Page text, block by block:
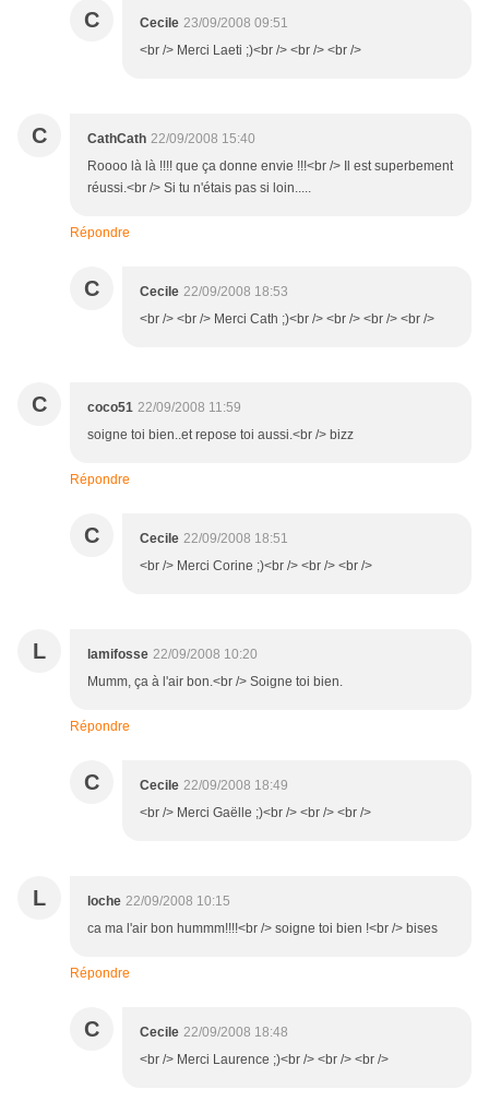
C Cecile 23/09/2008 09:51
<br /> Merci Laeti ;)<br /> <br /> <br />
C CathCath 22/09/2008 15:40
Roooo là là !!!! que ça donne envie !!!<br /> Il est superbement
réussi.<br /> Si tu n'étais pas si loin.....
Répondre
C Cecile 22/09/2008 18:53
<br /> <br /> Merci Cath ;)<br /> <br /> <br /> <br />
C coco51 22/09/2008 11:59
soigne toi bien..et repose toi aussi.<br /> bizz
Répondre
C Cecile 22/09/2008 18:51
<br /> Merci Corine ;)<br /> <br /> <br />
L lamifosse 22/09/2008 10:20
Mumm, ça à l'air bon.<br /> Soigne toi bien.
Répondre
C Cecile 22/09/2008 18:49
<br /> Merci Gaëlle ;)<br /> <br /> <br />
L loche 22/09/2008 10:15
ca ma l'air bon hummm!!!!<br /> soigne toi bien !<br /> bises
Répondre
C Cecile 22/09/2008 18:48
<br /> Merci Laurence ;)<br /> <br /> <br />